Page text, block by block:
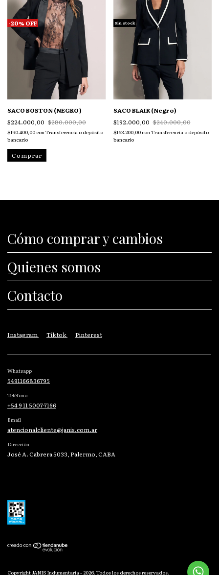
-20% OFF
SACO BOSTON (NEGRO)
$224.000,00 $280.000,00
$190.400,00 con Transferencia o depósito
bancario
Comprar
Sin stock
SACO BLAIR (Negro)
$192.000,00 $240.000,00
$163.200,00 con Transferencia o depósito
bancario
Cómo comprar y cambios
Quienes somos
Contacto
Instagram Tiktok Pinterest
Whatsapp
5491166836795
Teléfono
+54 9 11 5007-7166
Email
atencionalcliente@janis.com.ar
Dirección
José A. Cabrera 5033, Palermo, CABA
Copyright JANIS Indumentaria - 2026. Todos los derechos reservados.